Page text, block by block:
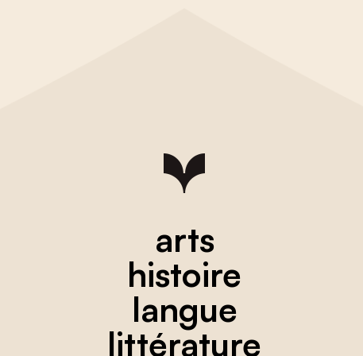
arts
histoire
langue
littérature